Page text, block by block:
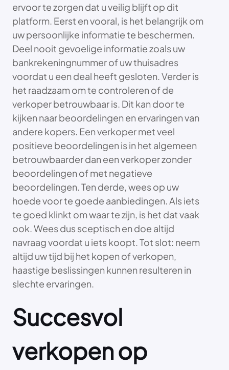
ervoor te zorgen dat u veilig blijft op dit
platform. Eerst en vooral, is het belangrijk om
uw persoonlijke informatie te beschermen.
Deel nooit gevoelige informatie zoals uw
bankrekeningnummer of uw thuisadres
voordat u een deal heeft gesloten. Verder is
het raadzaam om te controleren of de
verkoper betrouwbaar is. Dit kan door te
kijken naar beoordelingen en ervaringen van
andere kopers. Een verkoper met veel
positieve beoordelingen is in het algemeen
betrouwbaarder dan een verkoper zonder
beoordelingen of met negatieve
beoordelingen. Ten derde, wees op uw
hoede voor te goede aanbiedingen. Als iets
te goed klinkt om waar te zijn, is het dat vaak
ook. Wees dus sceptisch en doe altijd
navraag voordat u iets koopt. Tot slot: neem
altijd uw tijd bij het kopen of verkopen,
haastige beslissingen kunnen resulteren in
slechte ervaringen.
Succesvol
verkopen op